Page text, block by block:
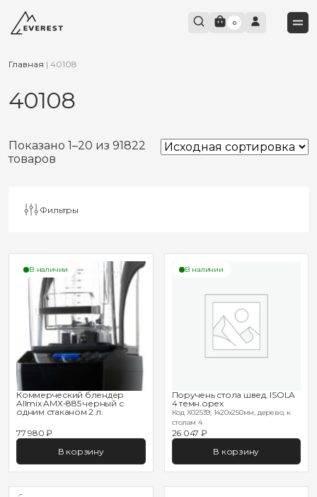
0
Главная | 40108
40108
Показано 1–20 из 91822
товаров
Фильтры
В наличии
Коммерческий блендер
Allmix AMX-885 черный с
одним стаканом 2 л.
77 980 ₽
В корзину
В наличии
Поручень стола швед. ISOLA
4 темн.орех
Код X02539; 1420х250мм, дерево, к
столам 4
26 047 ₽
В корзину